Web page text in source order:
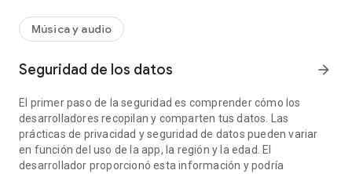
- Información de canciones
- Videos
Descárgala y ponla en tus apps favoritas. Y síguenos en
nuestro sitio web www.radioimagina.cl , donde puedes revisar
lo último de tus artistas favoritos y participar en entretenidos
concursos.
Música y audio
Seguridad de los datos arrow_forward
El primer paso de la seguridad es comprender cómo los
desarrolladores recopilan y comparten tus datos. Las
prácticas de privacidad y seguridad de datos pueden variar
en función del uso de la app, la región y la edad. El
desarrollador proporcionó esta información y podría